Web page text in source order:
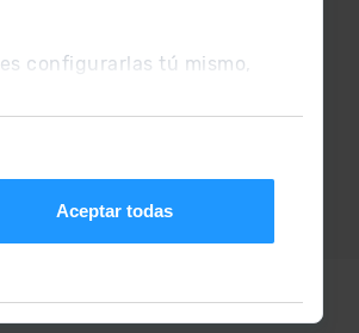
configurarlas tú mismo,
Aceptar todas